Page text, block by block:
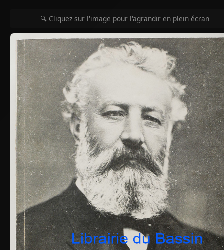
🔍 Cliquez sur l'image pour l'agrandir en plein écran